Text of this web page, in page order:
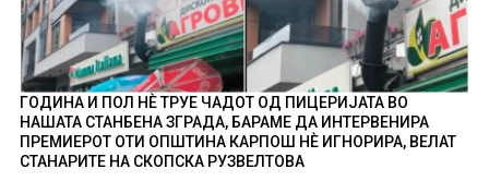
ГОДИНА И ПОЛ НÈ ТРУЕ ЧАДОТ ОД ПИЦЕРИЈАТА ВО
НАШАТА СТАНБЕНА ЗГРАДА, БАРАМЕ ДА ИНТЕРВЕНИРА
ПРЕМИЕРОТ ОТИ ОПШТИНА КАРПОШ НÈ ИГНОРИРА, ВЕЛАТ
СТАНАРИТЕ НА СКОПСКА РУЗВЕЛТОВА